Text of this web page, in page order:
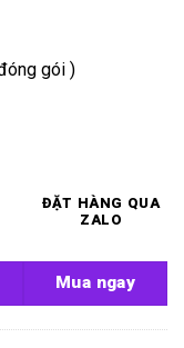
gói )
ĐẶT HÀNG QUA
ZALO
số lượng
Mua ngay